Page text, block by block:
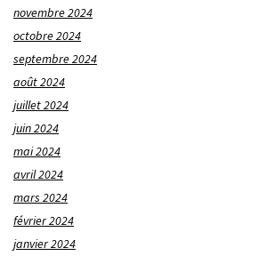
novembre 2024
octobre 2024
septembre 2024
août 2024
juillet 2024
juin 2024
mai 2024
avril 2024
mars 2024
février 2024
janvier 2024